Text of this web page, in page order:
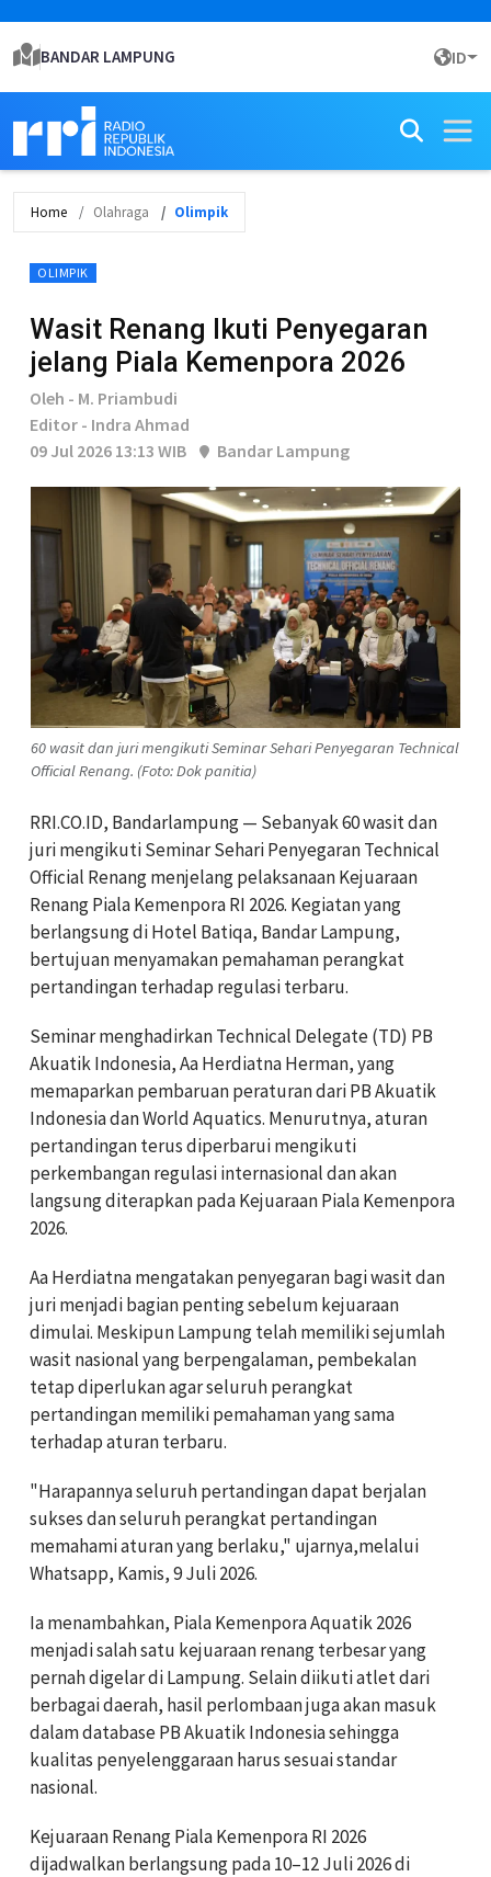
BANDAR LAMPUNG ID
Home Olahraga Olimpik
OLIMPIK
Wasit Renang Ikuti Penyegaran
jelang Piala Kemenpora 2026
Oleh - M. Priambudi
Editor - Indra Ahmad
09 Jul 2026 13:13 WIB
Bandar Lampung
60 wasit dan juri mengikuti Seminar Sehari Penyegaran Technical
Official Renang. (Foto: Dok panitia)
RRI.CO.ID, Bandarlampung — Sebanyak 60 wasit dan
juri mengikuti Seminar Sehari Penyegaran Technical
Official Renang menjelang pelaksanaan Kejuaraan
Renang Piala Kemenpora RI 2026. Kegiatan yang
berlangsung di Hotel Batiqa, Bandar Lampung,
bertujuan menyamakan pemahaman perangkat
pertandingan terhadap regulasi terbaru.
Seminar menghadirkan Technical Delegate (TD) PB
Akuatik Indonesia, Aa Herdiatna Herman, yang
memaparkan pembaruan peraturan dari PB Akuatik
Indonesia dan World Aquatics. Menurutnya, aturan
pertandingan terus diperbarui mengikuti
perkembangan regulasi internasional dan akan
langsung diterapkan pada Kejuaraan Piala Kemenpora
2026.
Aa Herdiatna mengatakan penyegaran bagi wasit dan
juri menjadi bagian penting sebelum kejuaraan
dimulai. Meskipun Lampung telah memiliki sejumlah
wasit nasional yang berpengalaman, pembekalan
tetap diperlukan agar seluruh perangkat
pertandingan memiliki pemahaman yang sama
terhadap aturan terbaru.
"Harapannya seluruh pertandingan dapat berjalan
sukses dan seluruh perangkat pertandingan
memahami aturan yang berlaku," ujarnya,melalui
Whatsapp, Kamis, 9 Juli 2026.
Ia menambahkan, Piala Kemenpora Aquatik 2026
menjadi salah satu kejuaraan renang terbesar yang
pernah digelar di Lampung. Selain diikuti atlet dari
berbagai daerah, hasil perlombaan juga akan masuk
dalam database PB Akuatik Indonesia sehingga
kualitas penyelenggaraan harus sesuai standar
nasional.
Kejuaraan Renang Piala Kemenpora RI 2026
dijadwalkan berlangsung pada 10–12 Juli 2026 di